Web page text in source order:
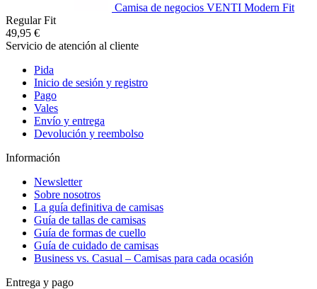
Camisa de negocios VENTI Modern Fit
Regular Fit
49,95 €
Servicio de atención al cliente
Pida
Inicio de sesión y registro
Pago
Vales
Envío y entrega
Devolución y reembolso
Información
Newsletter
Sobre nosotros
La guía definitiva de camisas
Guía de tallas de camisas
Guía de formas de cuello
Guía de cuidado de camisas
Business vs. Casual – Camisas para cada ocasión
Entrega y pago